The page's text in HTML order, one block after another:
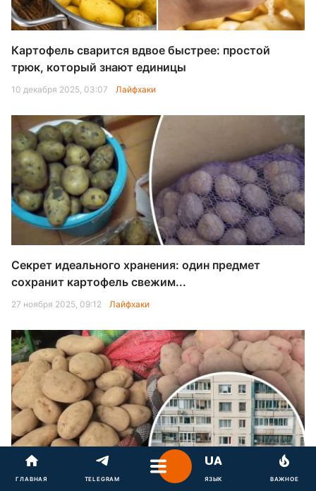
Картофель сварится вдвое быстрее: простой
трюк, который знают единицы
10 декабря 2025, 03:07 Лайфхаки
Секрет идеального хранения: один предмет
сохранит картофель свежим...
27 ноября 2025, 09:12 Лайфхаки
Положите это на картофель: простой способ
ГЛАВНАЯ TELEGRAM ЯЗЫК ВАЖНОЕ